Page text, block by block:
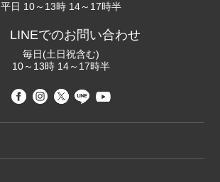
平日 10～13時 14～17時半
LINEでのお問い合わせ
毎日(土日祝含む)
10～13時 14～17時半